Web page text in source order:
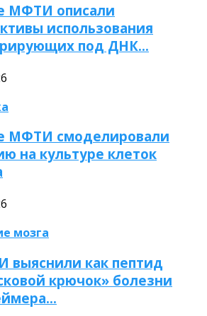
МФТИ описали
использования
под ДНК…
МФТИ смоделировали
на культуре клеток
мозга
выяснили как пептид
крючок» болезни